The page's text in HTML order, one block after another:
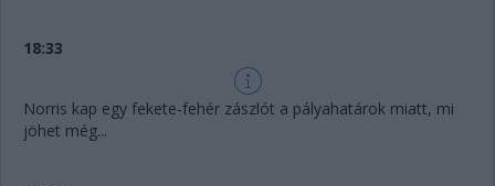
18:33
Norris kap egy fekete-fehér zászlót a pályahatárok miatt, mi
jöhet még...